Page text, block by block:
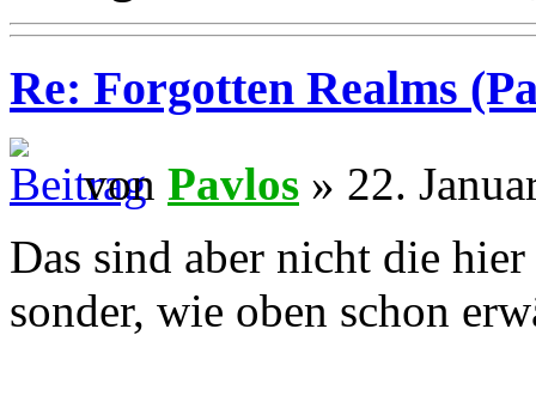
Re: Forgotten Realms
von Pavlos » 22.
Das sind aber nicht die
sonder, wie oben schon